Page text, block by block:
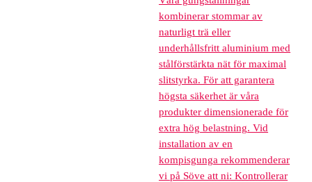
kombinerar stommar av
naturligt trä eller
underhållsfritt aluminium med
stålförstärkta nät för maximal
slitstyrka. För att garantera
högsta säkerhet är våra
produkter dimensionerade för
extra hög belastning. Vid
installation av en
kompisgunga rekommenderar
vi på Söve att ni: Kontrollerar